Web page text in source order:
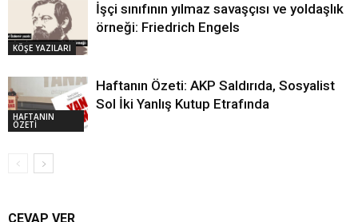
KÖŞE YAZILARI
İşçi sınıfının yılmaz savaşçısı ve yoldaşlık
örneği: Friedrich Engels
HAFTANIN
ÖZETİ
Haftanın Özeti: AKP Saldırıda, Sosyalist
Sol İki Yanlış Kutup Etrafında
CEVAP VER